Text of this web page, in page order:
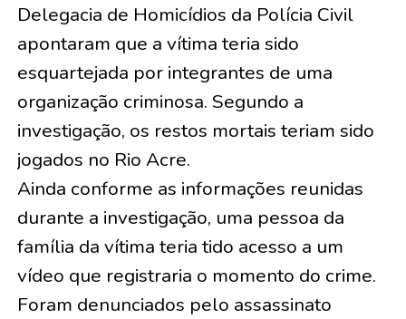
Delegacia de Homicídios da Polícia Civil
apontaram que a vítima teria sido
esquartejada por integrantes de uma
organização criminosa. Segundo a
investigação, os restos mortais teriam sido
jogados no Rio Acre.
Ainda conforme as informações reunidas
durante a investigação, uma pessoa da
família da vítima teria tido acesso a um
vídeo que registraria o momento do crime.
Foram denunciados pelo assassinato